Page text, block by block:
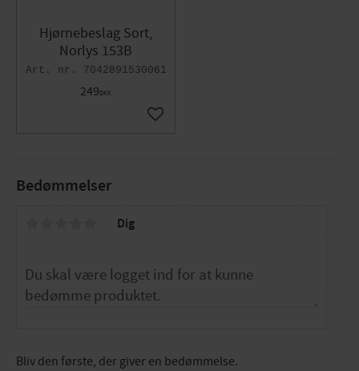
Bedømmelser
Dig
Bliv den første, der giver en bedømmelse.
Hjørnebeslag Sort,
Norlys 153B
7042891530061
249DKK
Gem som favorit